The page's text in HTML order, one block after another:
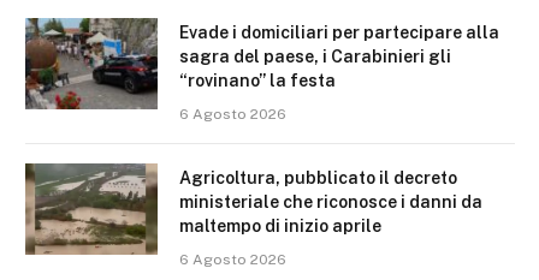
Evade i domiciliari per partecipare alla
sagra del paese, i Carabinieri gli
“rovinano” la festa
6 Agosto 2026
Agricoltura, pubblicato il decreto
ministeriale che riconosce i danni da
maltempo di inizio aprile
6 Agosto 2026